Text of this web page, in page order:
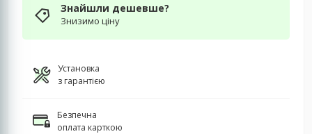
Знайшли дешевше?
Знизимо ціну
Установка
з гарантією
Безпечна
оплата карткою